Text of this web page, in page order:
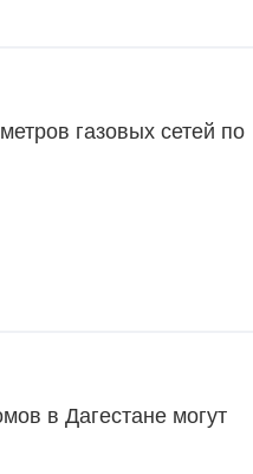
газовых сетей по
в Дагестане могут